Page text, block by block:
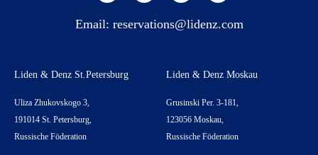
Email: reservations@lidenz.com
Liden & Denz St.Petersburg
Uliza Zhukovskogo 3,
191014 St. Petersburg,
Russische Föderation
Liden & Denz Moskau
Grusinski Per. 3-181,
123056 Moskau,
Russische Föderation